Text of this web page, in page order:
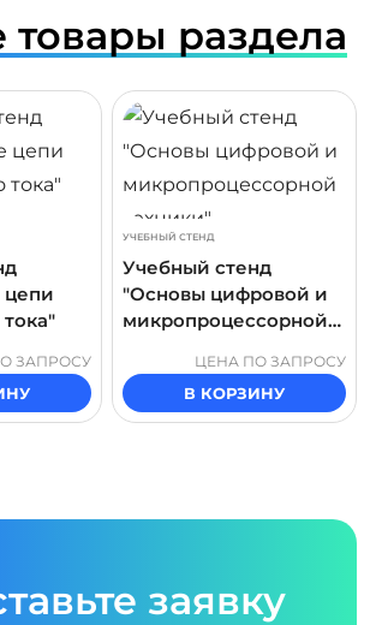
товары раздела
ЗАПРОСУ
УЧЕБНЫЙ СТЕНД
Учебный стенд
"Основы цифровой и
микропроцессорной
ЦЕНА ПО ЗАПРОСУ
В КОРЗИНУ
ПОДРОБНЕЕ
заявку